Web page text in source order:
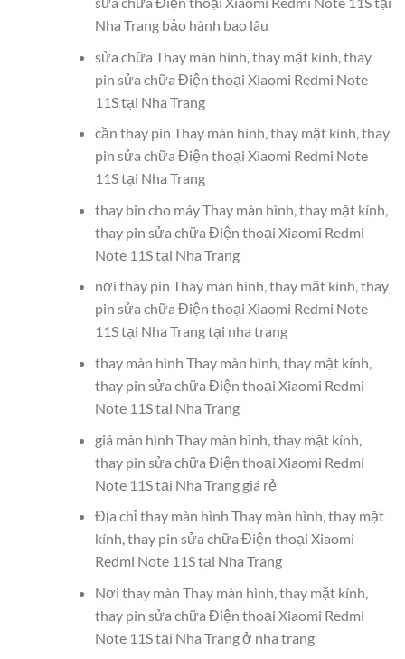
Nha Trang bảo hành bao lâu
sửa chữa Thay màn hình, thay mặt kính, thay
pin sửa chữa Điện thoại Xiaomi Redmi Note
11S tại Nha Trang
cần thay pin Thay màn hình, thay mặt kính, thay
pin sửa chữa Điện thoại Xiaomi Redmi Note
11S tại Nha Trang
thay bin cho máy Thay màn hình, thay mặt kính,
thay pin sửa chữa Điện thoại Xiaomi Redmi
Note 11S tại Nha Trang
nơi thay pin Thay màn hình, thay mặt kính, thay
pin sửa chữa Điện thoại Xiaomi Redmi Note
11S tại Nha Trang tại nha trang
thay màn hình Thay màn hình, thay mặt kính,
thay pin sửa chữa Điện thoại Xiaomi Redmi
Note 11S tại Nha Trang
giá màn hình Thay màn hình, thay mặt kính,
thay pin sửa chữa Điện thoại Xiaomi Redmi
Note 11S tại Nha Trang giá rẻ
Địa chỉ thay màn hình Thay màn hình, thay mặt
kính, thay pin sửa chữa Điện thoại Xiaomi
Redmi Note 11S tại Nha Trang
Nơi thay màn Thay màn hình, thay mặt kính,
thay pin sửa chữa Điện thoại Xiaomi Redmi
Note 11S tại Nha Trang ở nha trang